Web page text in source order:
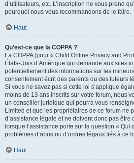
d’utilisateurs, etc. L’inscription ne vous prend
pourquoi nous vous recommandons de le faire.
Haut
Qu’est-ce que la COPPA ?
La COPPA (pour « Child Online Privacy and
États-Unis d’Amérique qui demande aux sites
potentiellement des informations sur les
consentement écrit des parents ou des tuteurs
Si vous ne savez pas si cette loi s’applique
moins de 13 ans inscrits sur votre forum, nous
un conseiller juridique qui pourra vous
Limited et que les propriétaires de ce forum ne
d’assistance légale et ne doivent donc pas être
lorsque l’assistance porte sur la question « Qui
problèmes d’abus ou d’ordres légaux liés à ce
Haut